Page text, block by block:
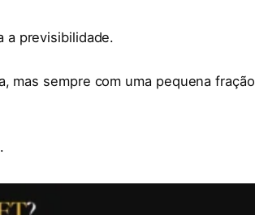
a previsibilidade.
mas sempre com uma pequena fração